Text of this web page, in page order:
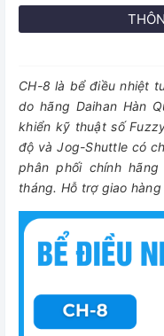
CH-8 là bể điều nhiệt
do hãng Daihan Hàn
khiển kỹ thuật số
độ và Jog-Shuttle có
phân phối chính
tháng. Hỗ trợ giao